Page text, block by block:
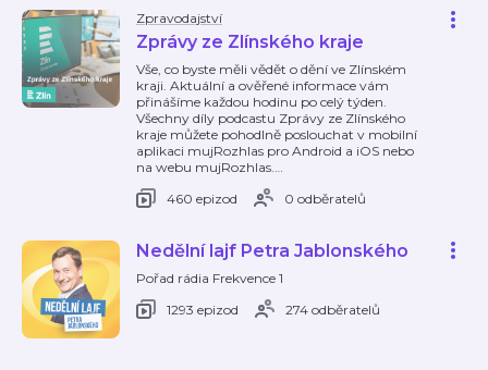
Zpravodajství
Zprávy ze Zlínského kraje
Vše, co byste měli vědět o dění ve Zlínském
kraji. Aktuální a ověřené informace vám
přinášíme každou hodinu po celý týden.
Všechny díly podcastu Zprávy ze Zlínského
kraje můžete pohodlně poslouchat v mobilní
aplikaci mujRozhlas pro Android a iOS nebo
na webu mujRozhlas.…
460 epizod
0 odběratelů
Nedělní lajf Petra Jablonského
Pořad rádia Frekvence 1
1293 epizod
274 odběratelů